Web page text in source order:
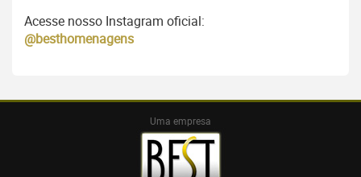
Acesse nosso Instagram oficial:
@besthomenagens
Uma empresa